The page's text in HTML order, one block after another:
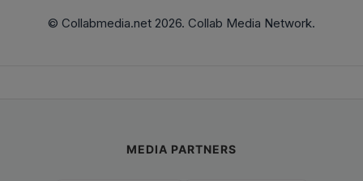
© Collabmedia.net 2026. Collab Media Network.
MEDIA PARTNERS